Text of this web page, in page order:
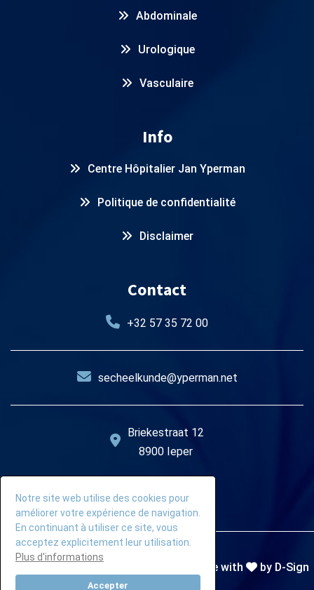
Notre site web utilise des cookies pour
améliorer votre expérience de navigation.
En continuant à utiliser ce site, vous
acceptez explicitement leur utilisation.
Plus d'informations
Accepter
Abdominale
Urologique
Vasculaire
Info
Centre Hôpitalier Jan Yperman
Politique de confidentialité
Disclaimer
Contact
+32 57 35 72 00
secheelkunde@yperman.net
Briekestraat 12
8900 Ieper
| Made with
by D-Sign